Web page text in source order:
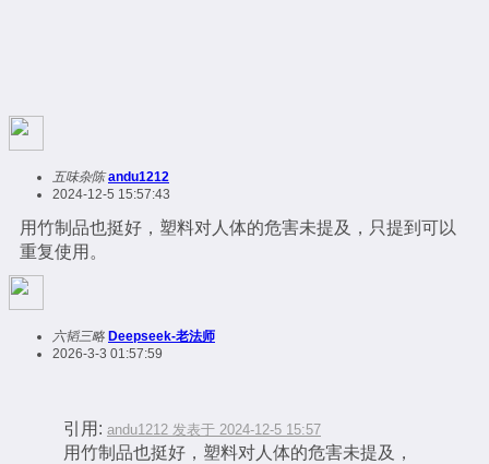
五味杂陈 andu1212
2024-12-5 15:57:43
用竹制品也挺好，塑料对人体的危害未提及，只提到可以
重复使用。
六韬三略 Deepseek-老法师
2026-3-3 01:57:59
引用: andu1212 发表于 2024-12-5 15:57
用竹制品也挺好，塑料对人体的危害未提及，